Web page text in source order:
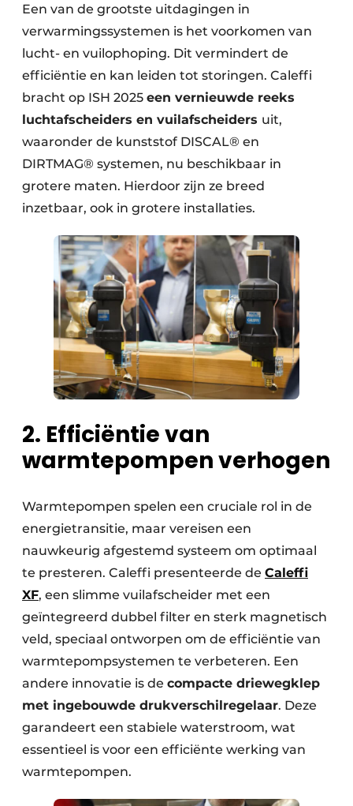
Een van de grootste uitdagingen in
verwarmingssystemen is het voorkomen van
lucht- en vuilophoping. Dit vermindert de
efficiëntie en kan leiden tot storingen. Caleffi
bracht op ISH 2025 een vernieuwde reeks
luchtafscheiders en vuilafscheiders uit,
waaronder de kunststof DISCAL® en
DIRTMAG® systemen, nu beschikbaar in
grotere maten. Hierdoor zijn ze breed
inzetbaar, ook in grotere installaties.
2. Efficiëntie van
warmtepompen verhogen
Warmtepompen spelen een cruciale rol in de
energietransitie, maar vereisen een
nauwkeurig afgestemd systeem om optimaal
te presteren. Caleffi presenteerde de Caleffi
XF, een slimme vuilafscheider met een
geïntegreerd dubbel filter en sterk magnetisch
veld, speciaal ontworpen om de efficiëntie van
warmtepompsystemen te verbeteren. Een
andere innovatie is de compacte driewegklep
met ingebouwde drukverschilregelaar. Deze
garandeert een stabiele waterstroom, wat
essentieel is voor een efficiënte werking van
warmtepompen.